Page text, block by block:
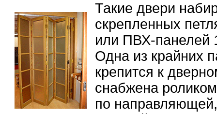
Такие двери
скрепленных
или ПВХ-панелей
Одна из крайних
крепится к
снабжена
по